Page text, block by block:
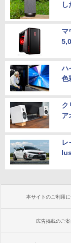
し
マ
ハ
色
ク
ア
レ
本サイトのご利用
広告掲載のご案